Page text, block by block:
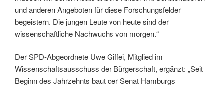
und anderen Angeboten für diese Forschungsfelder
begeistern. Die jungen Leute von heute sind der
wissenschaftliche Nachwuchs von morgen.“
Der SPD-Abgeordnete Uwe Giffei, Mitglied im
Wissenschaftsausschuss der Bürgerschaft, ergänzt: „Seit
Beginn des Jahrzehnts baut der Senat Hamburgs